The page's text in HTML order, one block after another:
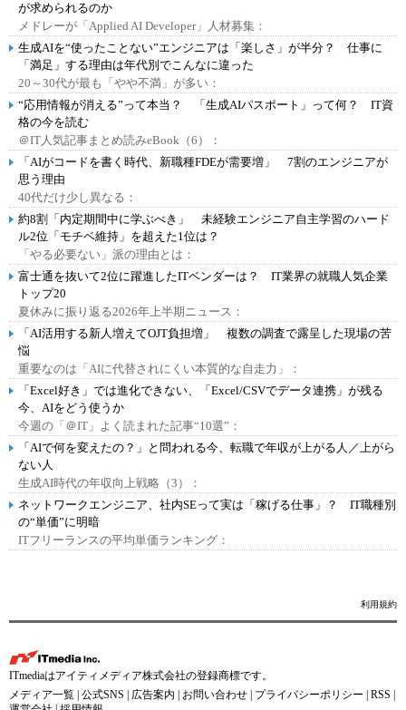
が求められるのか
メドレーが「Applied AI Developer」人材募集：
生成AIを“使ったことない”エンジニアは「楽しさ」が半分？ 仕事に
「満足」する理由は年代別でこんなに違った
20～30代が最も「やや不満」が多い：
“応用情報が消える”って本当？ 「生成AIパスポート」って何？ IT資
格の今を読む
＠IT人気記事まとめ読みeBook（6）：
「AIがコードを書く時代、新職種FDEが需要増」 7割のエンジニアが
思う理由
40代だけ少し異なる：
約8割「内定期間中に学ぶべき」 未経験エンジニア自主学習のハード
ル2位「モチベ維持」を超えた1位は？
「やる必要ない」派の理由とは：
富士通を抜いて2位に躍進したITベンダーは？ IT業界の就職人気企業
トップ20
夏休みに振り返る2026年上半期ニュース：
「AI活用する新人増えてOJT負担増」 複数の調査で露呈した現場の苦
悩
重要なのは「AIに代替されにくい本質的な自走力」：
「Excel好き」では進化できない、「Excel/CSVでデータ連携」が残る
今、AIをどう使うか
今週の「＠IT」よく読まれた記事“10選”：
「AIで何を変えたの？」と問われる今、転職で年収が上がる人／上がら
ない人
生成AI時代の年収向上戦略（3）：
ネットワークエンジニア、社内SEって実は「稼げる仕事」？ IT職種別
の“単価”に明暗
ITフリーランスの平均単価ランキング：
利用規約
ITmediaはアイティメディア株式会社の登録商標です。
メディア一覧 公式SNS 広告案内 お問い合わせ プライバシーポリシー RSS